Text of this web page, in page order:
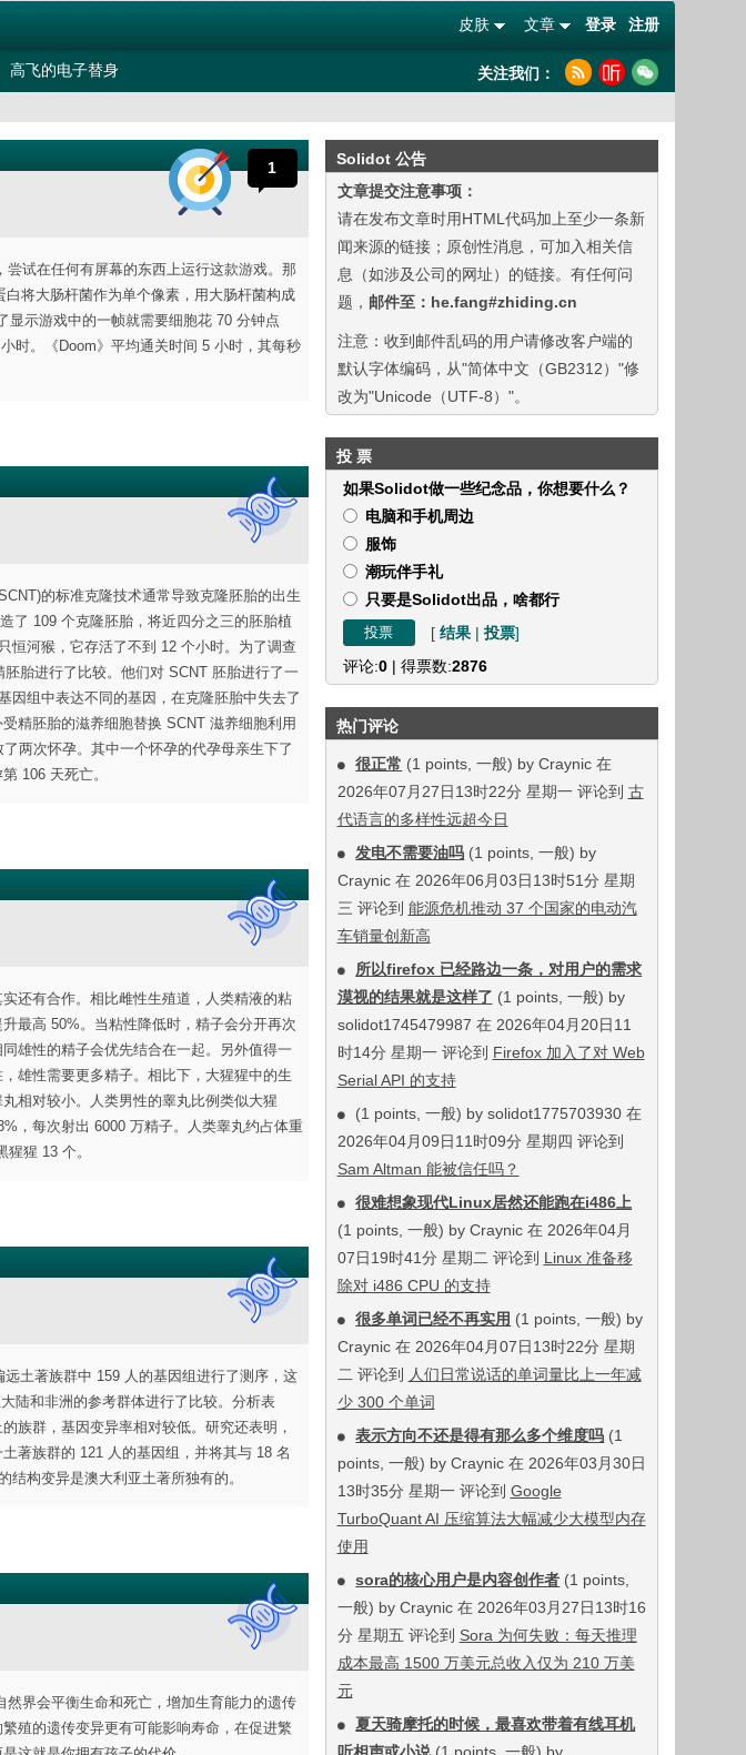
登录 注册
文章
皮肤
高飞的电子替身 关注我们：
Solidot 公告
文章提交注意事项：
请在发布文章时用HTML代码加上至少一条新
闻来源的链接；原创性消息，可加入相关信
息（如涉及公司的网址）的链接。有任何问
题， 邮件至：he.fang#zhiding.cn
注意：收到邮件乱码的用户请修改客户端的
默认字体编码，从"简体中文（GB2312）"修
改为"Unicode（UTF-8）"。
投 票
如果Solidot做一些纪念品，你想要什么？
电脑和手机周边
服饰
潮玩伴手礼
只要是Solidot出品，啥都行
[ 结果| 投票]
评论:0| 得票数:2876
热门评论
很正常 (1 points, 一般) by Craynic 在
2026年07月27日13时22分 星期一 评论到 古
代语言的多样性远超今日
发电不需要油吗 (1 points, 一般) by
Craynic 在 2026年06月03日13时51分 星期
三 评论到 能源危机推动 37 个国家的电动汽
车销量创新高
所以firefox 已经路边一条，对用户的需求
漠视的结果就是这样了 (1 points, 一般) by
solidot1745479987 在 2026年04月20日11
时14分 星期一 评论到 Firefox 加入了对 Web
Serial API 的支持
(1 points, 一般) by solidot1775703930 在
2026年04月09日11时09分 星期四 评论到
Sam Altman 能被信任吗？
很难想象现代Linux居然还能跑在i486上
(1 points, 一般) by Craynic 在 2026年04月
07日19时41分 星期二 评论到 Linux 准备移
除对 i486 CPU 的支持
很多单词已经不再实用 (1 points, 一般) by
Craynic 在 2026年04月07日13时22分 星期
二 评论到
人们日常说话的单词量比上一年减
少 300 个单词
表示方向不还是得有那么多个维度吗 (1
points, 一般) by Craynic 在 2026年03月30日
13时35分 星期一 评论到 Google
TurboQuant AI 压缩算法大幅减少大模型内存
使用
sora的核心用户是内容创作者 (1 points,
一般) by Craynic 在 2026年03月27日13时16
分 星期五 评论到 Sora 为何失败：每天推理
成本最高 1500 万美元总收入仅为 210 万美
元
夏天骑摩托的时候，最喜欢带着有线耳机
1
试在任何有屏幕的东西上运行这款游戏。那
将大肠杆菌作为单个像素，用大肠杆菌构成
显示游戏中的一帧就需要细胞花 70 分钟点
时。《Doom》平均通关时间 5 小时，其每秒
的标准克隆技术通常导致克隆胚胎的出生
了 109 个克隆胚胎，将近四分之三的胚胎植
恒河猴，它存活了不到 12 个小时。为了调查
胎进行了比较。他们对 SCNT 胚胎进行了一
因组中表达不同的基因，在克隆胚胎中失去了
精胚胎的滋养细胞替换 SCNT 滋养细胞利用
两次怀孕。其中一个怀孕的代孕母亲生下了
106 天死亡。
还有合作。相比雌性生殖道，人类精液的粘
最高 50%。当粘性降低时，精子会分开再次
雄性的精子会优先结合在一起。另外值得一
雄性需要更多精子。相比下，大猩猩中的生
相对较小。人类男性的睾丸比例类似大猩
，每次射出 6000 万精子。人类睾丸约占体重
猩 13 个。
土著族群中 159 人的基因组进行了测序，这
陆和非洲的参考群体进行了比较。分析表
族群，基因变异率相对较低。研究还表明，
著族群的 121 人的基因组，并将其与 18 名
构变异是澳大利亚土著所独有的。
界会平衡生命和死亡，增加生育能力的遗传
殖的遗传变异更有可能影响寿命，在促进繁